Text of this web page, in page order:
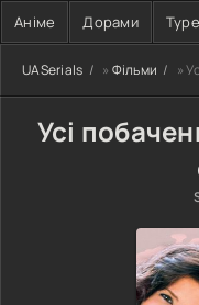
Аніме Дорами
UASerials » Фільми »
Усі